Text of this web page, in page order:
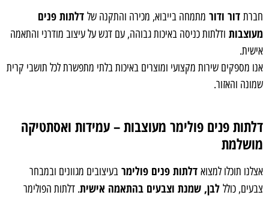
חברת דור ודור מתמחה בייבוא, מכירה והתקנה של דלתות פנים
מעוצבות ודלתות כניסה באיכות גבוהה, עם דגש על עיצוב מודרני והתאמה
אישית.
אנו מספקים שירות מקצועי ומוצרים באיכות בלתי מתפשרת לכל תושבי קרית
שמונה והאזור.
דלתות פנים פולימר מעוצבות – עמידות ואסתטיקה
מושלמת
אצלנו תוכלו למצוא דלתות פנים פולימר בעיצובים מגוונים ובמבחר
צבעים, כולל לבן, שמנת וצבעים בהתאמה אישית. דלתות הפולימר